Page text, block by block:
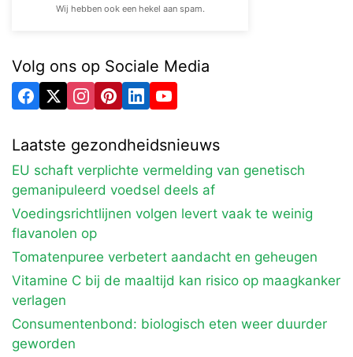
Wij hebben ook een hekel aan spam.
Volg ons op Sociale Media
Laatste gezondheidsnieuws
EU schaft verplichte vermelding van genetisch
gemanipuleerd voedsel deels af
Voedingsrichtlijnen volgen levert vaak te weinig
flavanolen op
Tomatenpuree verbetert aandacht en geheugen
Vitamine C bij de maaltijd kan risico op maagkanker
verlagen
Consumentenbond: biologisch eten weer duurder
geworden